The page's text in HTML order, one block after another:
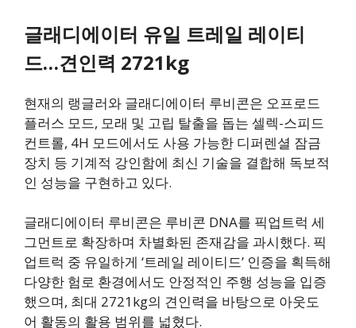
글래디에이터 유일 트레일 레이티
드…견인력 2721kg
현재의 랭글러와 글래디에이터 루비콘은 오프로드
플러스 모드, 모래 및 고립 탈출을 돕는 셀렉-스피드
컨트롤, 4H 모드에서도 사용 가능한 디퍼렌셜 잠금
장치 등 기계적 강인함에 최신 기술을 결합해 독보적
인 성능을 구현하고 있다.
글래디에이터 루비콘은 루비콘 DNA를 픽업트럭 세
그먼트로 확장하며 차별화된 존재감을 과시했다. 픽
업트럭 중 유일하게 ‘트레일 레이티드’ 인증을 획득해
다양한 험로 환경에서도 안정적인 주행 성능을 입증
했으며, 최대 2721kg의 견인력을 바탕으로 아웃도
어 활동의 활용 범위를 넓혔다.